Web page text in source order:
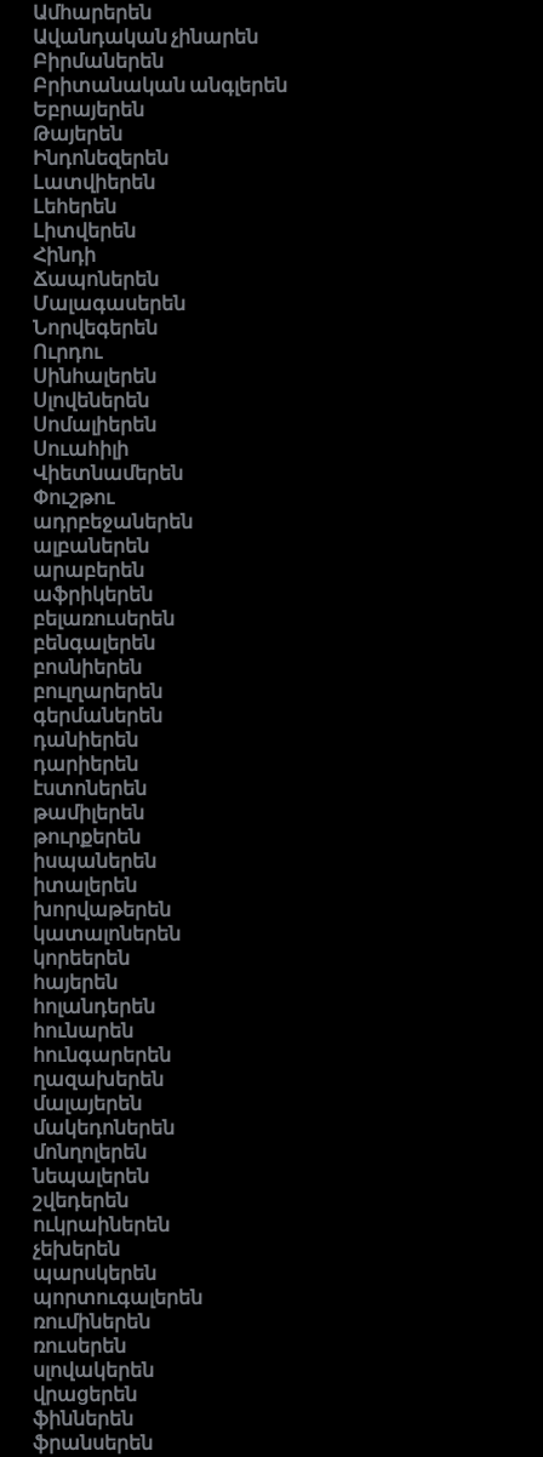
Ամհարերեն
Ավանդական չինարեն
Բիրմաներեն
Բրիտանական անգլերեն
Եբրայերեն
Թայերեն
Ինդոնեզերեն
Լատվիերեն
Լեհերեն
Լիտվերեն
Հինդի
Ճապոներեն
Մալագասերեն
Նորվեգերեն
Ուրդու
Սինհալերեն
Սլովեներեն
Սոմալիերեն
Սուահիլի
Վիետնամերեն
Փուշթու
ադրբեջաներեն
ալբաներեն
արաբերեն
աֆրիկերեն
բելառուսերեն
բենգալերեն
բոսնիերեն
բուլղարերեն
գերմաներեն
դանիերեն
դարիերեն
էստոներեն
թամիլերեն
թուրքերեն
իսպաներեն
իտալերեն
խորվաթերեն
կատալոներեն
կորեերեն
հայերեն
հոլանդերեն
հունարեն
հունգարերեն
ղազախերեն
մալայերեն
մակեդոներեն
մոնղոլերեն
նեպալերեն
շվեդերեն
ուկրաիներեն
չեխերեն
պարսկերեն
պորտուգալերեն
ռումիներեն
ռուսերեն
սլովակերեն
վրացերեն
ֆիններեն
ֆրանսերեն